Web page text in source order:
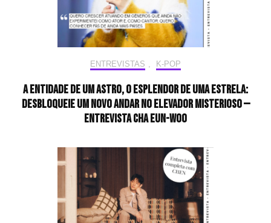
ENTREVISTAS , K-POP
A entidade de um astro, o esplendor de uma estrela:
desbloqueie um novo andar no elevador misterioso —
Entrevista CHA EUN-WOO